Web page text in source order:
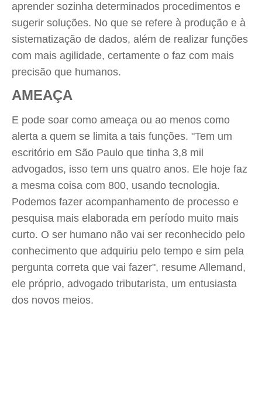
aprender sozinha determinados procedimentos e
sugerir soluções. No que se refere à produção e à
sistematização de dados, além de realizar funções
com mais agilidade, certamente o faz com mais
precisão que humanos.
AMEAÇA
E pode soar como ameaça ou ao menos como
alerta a quem se limita a tais funções. "Tem um
escritório em São Paulo que tinha 3,8 mil
advogados, isso tem uns quatro anos. Ele hoje faz
a mesma coisa com 800, usando tecnologia.
Podemos fazer acompanhamento de processo e
pesquisa mais elaborada em período muito mais
curto. O ser humano não vai ser reconhecido pelo
conhecimento que adquiriu pelo tempo e sim pela
pergunta correta que vai fazer", resume Allemand,
ele próprio, advogado tributarista, um entusiasta
dos novos meios.